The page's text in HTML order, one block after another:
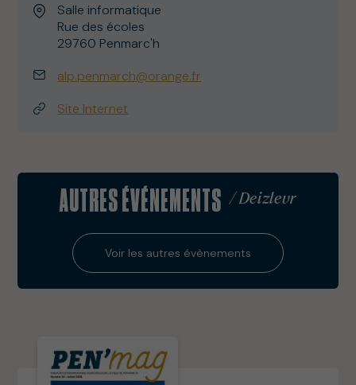
Salle informatique
Rue des écoles
29760 Penmarc'h
alp.penmarch@orange.fr
Site Internet
AUTRES ÉVÉNEMENTS / Deizlevr
Voir les autres évènements